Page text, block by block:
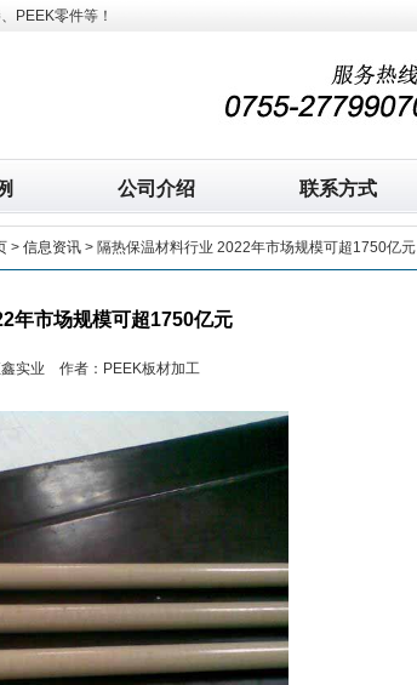
PEEK零件等！
公司介绍 联系方式
> 信息资讯 > 隔热保温材料行业 2022年市场规模可超1750亿元
年市场规模可超1750亿元
实业 作者：PEEK板材加工